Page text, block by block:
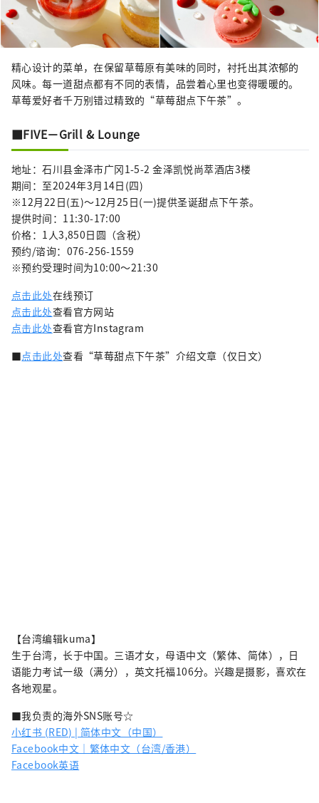
精心设计的菜单，在保留草莓原有美味的同时，衬托出其浓郁的
风味。每一道甜点都有不同的表情，品尝着心里也变得暖暖的。
草莓爱好者千万别错过精致的“草莓甜点下午茶”。
■FIVE－Grill & Lounge
地址：石川县金泽市广冈1-5-2 金泽凯悦尚萃酒店3楼
期间：至2024年3月14日(四)
※12月22日(五)～12月25日(一)提供圣诞甜点下午茶。
提供时间：11:30-17:00
价格：1人3,850日圆（含税）
预约/谘询：076-256-1559
※预约受理时间为10:00～21:30
点击此处在线预订
点击此处查看官方网站
点击此处查看官方Instagram
■点击此处查看“草莓甜点下午茶”介绍文章（仅日文）
【台湾编辑kuma】
生于台湾，长于中国。三语才女，母语中文（繁体、简体），日
语能力考试一级（满分），英文托福106分。兴趣是摄影，喜欢在
各地观星。
■我负责的海外SNS账号☆
小红书 (RED) | 简体中文（中国）
Facebook中文｜繁体中文（台湾/香港）
Facebook英语